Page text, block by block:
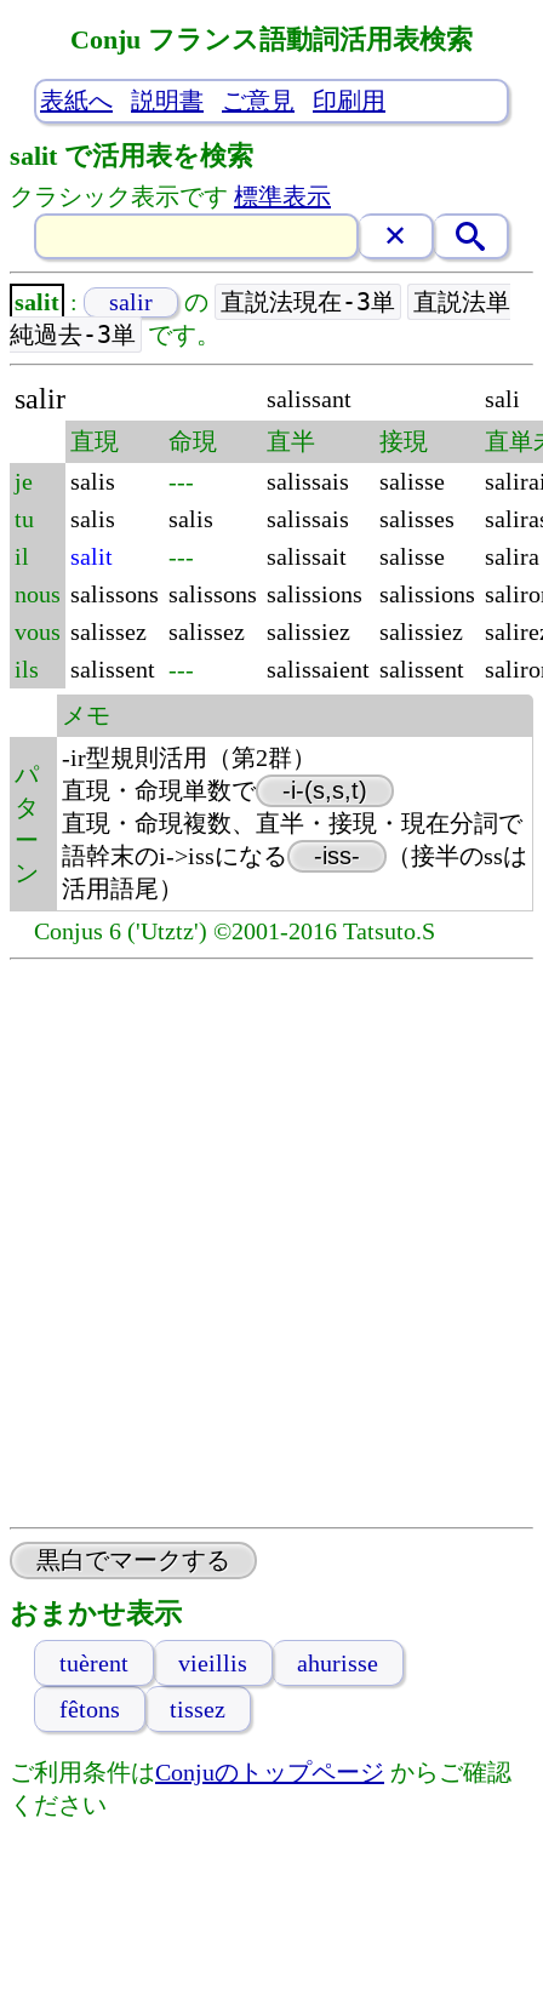
Conju フランス語動詞活用表検索
表紙へ 説明書 ご意見 印刷用
salit で活用表を検索
クラシック表示です 標準表示
salit : salir の 直説法現在-3単
直説法単
純過去-3単 です。
salir salissant
sali
直現
命現 直半 接現
直単
je
salis --- salissais salisse
tu
salis salis salissais salisses
il
salit --- salissait salisse
salira
nous salissons salissons salissions salissions
vous salissez salissez salissiez salissiez
ils
salissent --- salissaient salissent
メモ
パ
タ
ー
ン
-ir型規則活用（第2群）
直現・命現単数で
-i-(s,s,t)
直現・命現複数、直半・接現・現在分詞で
語幹末のi->issになる
-iss-
（接半のssは
活用語尾）
Conjus 6 ('Utztz') ©2001-2016 Tatsuto.S
黒白でマークする
おまかせ表示
tuèrent vieillis
ahurisse
fêtons
tissez
ご利用条件はConjuのトップページ からご確認
ください